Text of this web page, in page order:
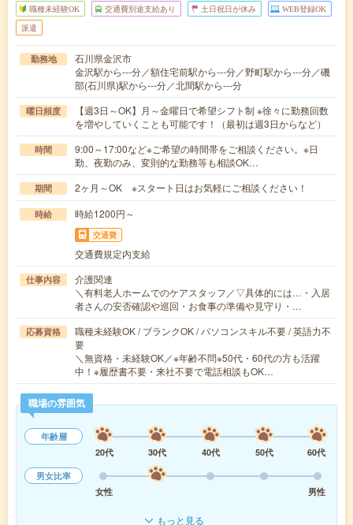
職種未経験OK 交通費別途支給あり 土日祝日が休み WEB登録OK
派遣
勤務地
石川県金沢市
金沢駅から---分／額住宅前駅から---分／野町駅から---分／磯
部(石川県)駅から---分／北間駅から---分
曜日頻度
【週3日～OK】月～金曜日で希望シフト制 ※徐々に勤務回数
を増やしていくことも可能です！（最初は週3日からなど）
時間
9:00～17:00など※ご希望の時間帯をご相談ください。※日
勤、夜勤のみ、変則的な勤務等も相談OK…
期間 2ヶ月～OK ※スタート日はお気軽にご相談ください！
時給 時給1200円～
交通費
交通費規定内支給
仕事内容
介護関連
＼有料老人ホームでのケアスタッフ／▽具体的には…・入居
者さんの安否確認や巡回・お食事の準備や見守り・…
応募資格
職種未経験OK / ブランクOK / パソコンスキル不要 / 英語力不
要
＼無資格・未経験OK／※年齢不問※50代・60代の方も活躍
中！※履歴書不要・来社不要で電話相談もOK…
職場の雰囲気
年齢層
20代
30代 40代 50代
60代
男女比率
女性
男性
もっと見る